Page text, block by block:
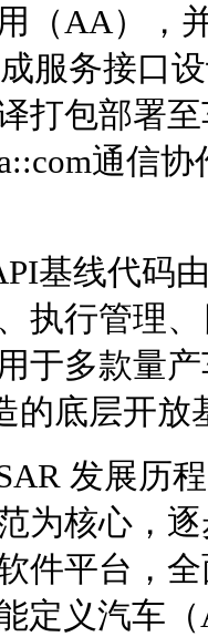
（AA），
服务接口
打包部署
通信
基线代码
执行管理
于多款量
的底层开放
发展历
为核心，
件平台，
定义汽车